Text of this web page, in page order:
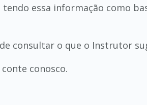
essa informação como
consultar o que o Instrutor
conosco.